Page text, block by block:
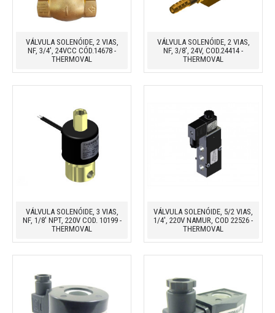
VÁLVULA SOLENÓIDE, 2 VIAS,
NF, 3/4', 24VCC CÓD.14678 -
THERMOVAL
VÁLVULA SOLENÓIDE, 2 VIAS,
NF, 3/8', 24V, COD.24414 -
THERMOVAL
VÁLVULA SOLENÓIDE, 3 VIAS,
NF, 1/8' NPT, 220V COD. 10199 -
THERMOVAL
VÁLVULA SOLENÓIDE, 5/2 VIAS,
1/4', 220V NAMUR, COD 22526 -
THERMOVAL